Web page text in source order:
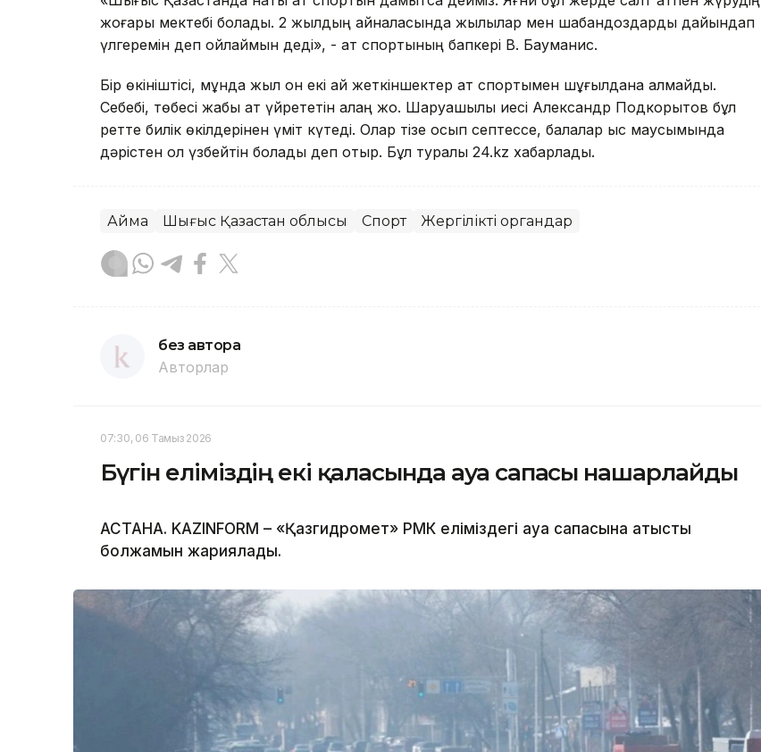
жоғары мектебі болады. 2 жылдың айналасында жылқылар мен шабандоздарды дайындап
үлгеремін деп ойлаймын деді», - ат спортының бапкері В. Бауманис.
Бір өкініштісі, мұнда жыл он екі ай жеткіншектер ат спортымен шұғылдана алмайды.
Себебі, төбесі жабық ат үйрететін алаң жоқ. Шаруашылық иесі Александр Подкорытов бұл
ретте билік өкілдерінен үміт күтеді. Олар тізе қосып септессе, балалар қыс маусымында
дәрістен қол үзбейтін болады деп отыр. Бұл туралы 24.kz хабарлады.
Аймақ Шығыс Қазақстан облысы Спорт Жергілікті органдар
без автора
Авторлар
07:30, 06 Тамыз 2026
Бүгін еліміздің екі қаласында ауа сапасы нашарлайды
АСТАНА. KAZINFORM – «Қазгидромет» РМК еліміздегі ауа сапасына қатысты
болжамын жариялады.